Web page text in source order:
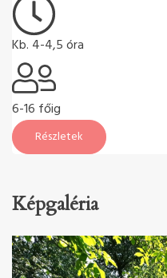
Kb. 4-4,5 óra
6-16 főig
Részletek
Képgaléria